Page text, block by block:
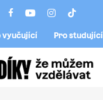
facebookyoutubeinstagram
tiktok
vyučující Pro studující